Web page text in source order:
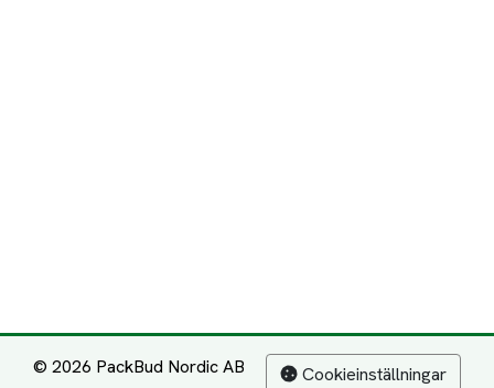
© 2026 PackBud Nordic AB Cookieinställningar